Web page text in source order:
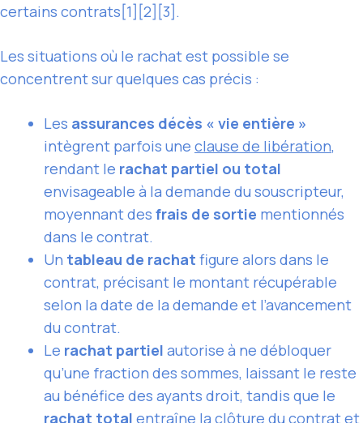
certains contrats[1][2][3].
Les situations où le rachat est possible se
concentrent sur quelques cas précis :
Les assurances décès « vie entière »
intègrent parfois une clause de libération,
rendant le rachat partiel ou total
envisageable à la demande du souscripteur,
moyennant des frais de sortie mentionnés
dans le contrat.
Un tableau de rachat figure alors dans le
contrat, précisant le montant récupérable
selon la date de la demande et l’avancement
du contrat.
Le rachat partiel autorise à ne débloquer
qu’une fraction des sommes, laissant le reste
au bénéfice des ayants droit, tandis que le
rachat total entraîne la clôture du contrat et